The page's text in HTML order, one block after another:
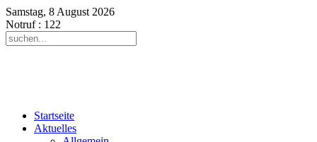
Samstag, 8 August 2026
Notruf: 122
Startseite
Aktuelles